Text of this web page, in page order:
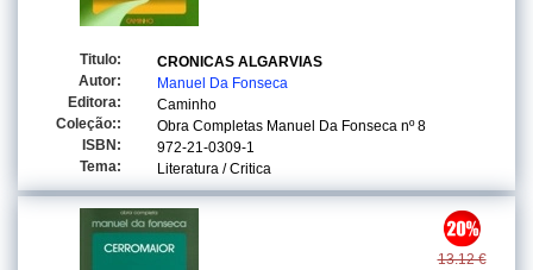
Titulo:
CRONICAS ALGARVIAS
Autor:
Manuel Da Fonseca
Editora:
Caminho
Coleção::
Obra Completas Manuel Da Fonseca nº 8
ISBN:
972-21-0309-1
Tema:
Literatura / Critica
13.12 €